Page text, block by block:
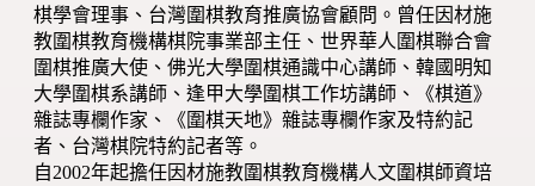
棋學會理事、台灣圍棋教育推廣協會顧問。曾任因材施
教圍棋教育機構棋院事業部主任、世界華人圍棋聯合會
圍棋推廣大使、佛光大學圍棋通識中心講師、韓國明知
大學圍棋系講師、逢甲大學圍棋工作坊講師、《棋道》
雜誌專欄作家、《圍棋天地》雜誌專欄作家及特約記
者、台灣棋院特約記者等。
自2002年起擔任因材施教圍棋教育機構人文圍棋師資培